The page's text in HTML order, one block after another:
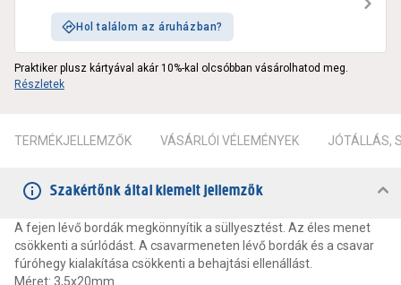
Hol találom az áruházban?
Praktiker plusz kártyával akár 10%-kal olcsóbban vásárolhatod meg.
Részletek
TERMÉKJELLEMZŐK VÁSÁRLÓI VÉLEMÉNYEK JÓTÁLLÁS,
Szakértőnk által kiemelt jellemzők
A fejen lévő bordák megkönnyítik a süllyesztést. Az éles menet
csökkenti a súrlódást. A csavarmeneten lévő bordák és a csavar
fúróhegy kialakítása csökkenti a behajtási ellenállást.
Méret: 3,5x20mm